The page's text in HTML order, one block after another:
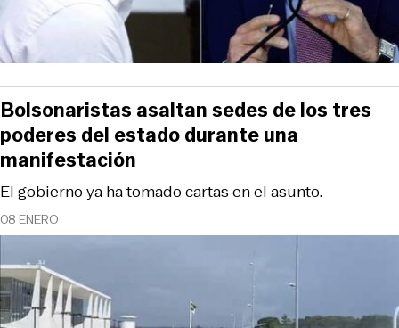
08 ENERO
El gobierno ya ha tomado cartas en el asunto.
Bolsonaristas asaltan sedes de los tres
poderes del estado durante una
manifestación